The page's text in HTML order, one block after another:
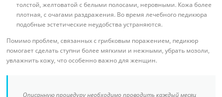
толстой, желтоватой с белыми полосами, неровными. Кожа более
плотная, с очагами раздражения. Во время лечебного педикюра
подобные эстетические неудобства устраняются.
Помимо проблем, связанных с грибковым поражением, педикюр
помогает сделать ступни более мягкими и нежными, убрать мозоли,
увлажнить кожу, что особенно важно для женщин.
Описанную процедуру необходимо проводить каждый месяц